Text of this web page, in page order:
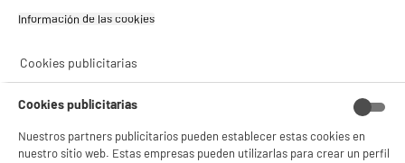
19€95
Información de las cookies‎
Cookies publicitarias
Cookies publicitarias
Nuestros partners publicitarios pueden establecer estas cookies en
nuestro sitio web. Estas empresas pueden utilizarlas para crear un perfil